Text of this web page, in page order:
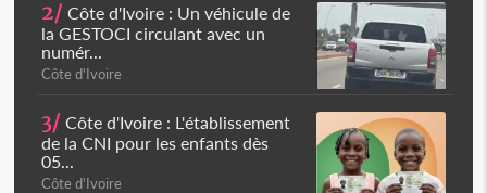
2/ Côte d'Ivoire : Un véhicule de
la GESTOCI circulant avec un
numér...
Côte d'Ivoire
3/ Côte d'Ivoire : L'établissement
de la CNI pour les enfants dès
05...
Côte d'Ivoire